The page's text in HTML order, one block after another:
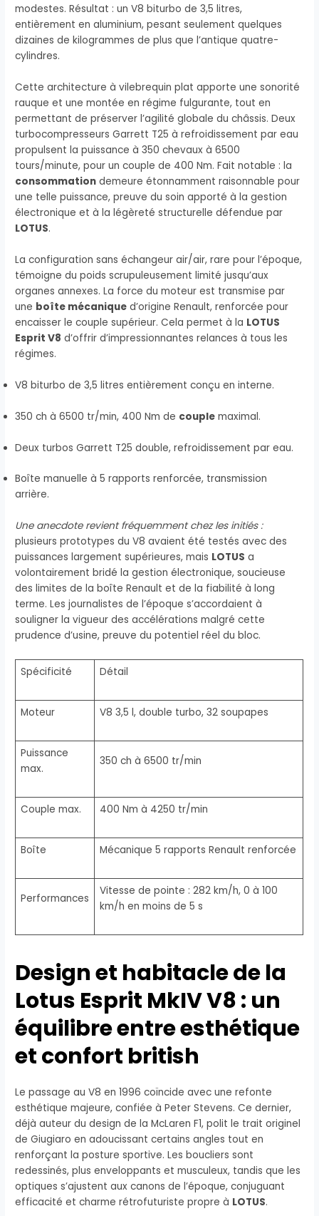
modestes. Résultat : un V8 biturbo de 3,5 litres,
entièrement en aluminium, pesant seulement quelques
dizaines de kilogrammes de plus que l’antique quatre-
cylindres.
Cette architecture à vilebrequin plat apporte une sonorité
rauque et une montée en régime fulgurante, tout en
permettant de préserver l’agilité globale du châssis. Deux
turbocompresseurs Garrett T25 à refroidissement par eau
propulsent la puissance à 350 chevaux à 6500
tours/minute, pour un couple de 400 Nm. Fait notable : la
consommation demeure étonnamment raisonnable pour
une telle puissance, preuve du soin apporté à la gestion
électronique et à la légèreté structurelle défendue par
LOTUS.
La configuration sans échangeur air/air, rare pour l’époque,
témoigne du poids scrupuleusement limité jusqu’aux
organes annexes. La force du moteur est transmise par
une boîte mécanique d’origine Renault, renforcée pour
encaisser le couple supérieur. Cela permet à la LOTUS
Esprit V8 d’offrir d’impressionnantes relances à tous les
régimes.
V8 biturbo de 3,5 litres entièrement conçu en interne.
350 ch à 6500 tr/min, 400 Nm de couple maximal.
Deux turbos Garrett T25 double, refroidissement par eau.
Boîte manuelle à 5 rapports renforcée, transmission
arrière.
Une anecdote revient fréquemment chez les initiés :
plusieurs prototypes du V8 avaient été testés avec des
puissances largement supérieures, mais LOTUS a
volontairement bridé la gestion électronique, soucieuse
des limites de la boîte Renault et de la fiabilité à long
terme. Les journalistes de l’époque s’accordaient à
souligner la vigueur des accélérations malgré cette
prudence d’usine, preuve du potentiel réel du bloc.
Spécificité Détail
Moteur V8 3,5 l, double turbo, 32 soupapes
Puissance
max.
350 ch à 6500 tr/min
Couple max. 400 Nm à 4250 tr/min
Boîte Mécanique 5 rapports Renault renforcée
Performances
Vitesse de pointe : 282 km/h, 0 à 100
km/h en moins de 5 s
Design et habitacle de la
Lotus Esprit MkIV V8 : un
équilibre entre esthétique
et confort british
Le passage au V8 en 1996 coïncide avec une refonte
esthétique majeure, confiée à Peter Stevens. Ce dernier,
déjà auteur du design de la McLaren F1, polit le trait originel
de Giugiaro en adoucissant certains angles tout en
renforçant la posture sportive. Les boucliers sont
redessinés, plus enveloppants et musculeux, tandis que les
optiques s’ajustent aux canons de l’époque, conjuguant
efficacité et charme rétrofuturiste propre à LOTUS.